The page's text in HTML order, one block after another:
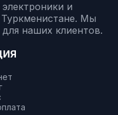
и
Мы
наших клиентов.